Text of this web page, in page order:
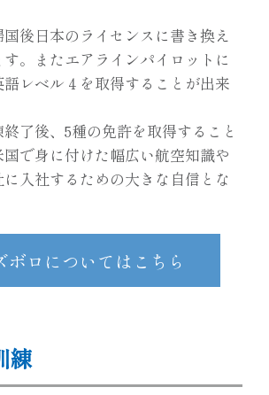
国後日本のライセンスに書き換え
。またエアラインパイロットに
レベル４を取得することが出来
了後、5種の免許を取得すること
国で身に付けた幅広い航空知識や
入社するための大きな自信とな
ボロについてはこちら
練